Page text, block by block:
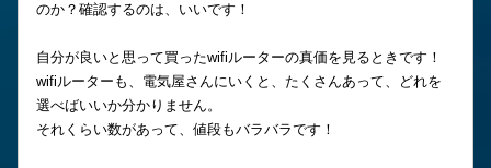
のか？確認するのは、いいです！
自分が良いと思って買ったwifiルーターの真価を見るときです！
wifiルーターも、電気屋さんにいくと、たくさんあって、どれを
選べばいいか分かりません。
それくらい数があって、値段もバラバラです！